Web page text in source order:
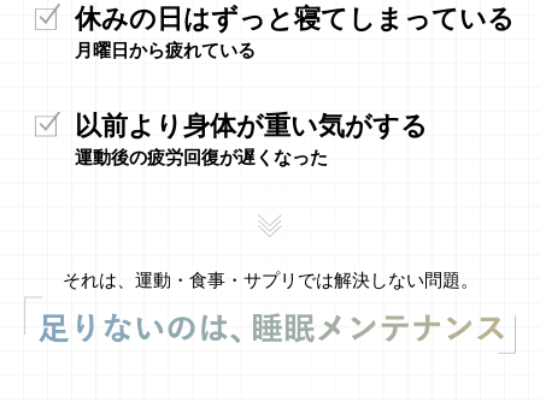
休みの日はずっと寝てしまっている
月曜日から疲れている
以前より身体が重い気がする
運動後の疲労回復が遅くなった
それは、運動・食事・サプリでは解決しない問題。